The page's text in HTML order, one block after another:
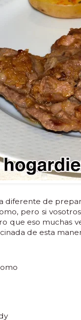
diferente de
pero si
que eso muchas
de esta